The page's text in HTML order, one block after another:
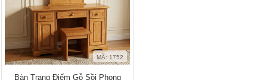
MÃ: 1752
Bàn Trang Điểm Gỗ Sồi Phong